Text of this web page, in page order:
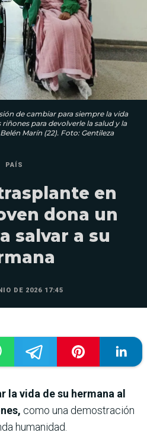
de cambiar para siempre la vida
para devolverle la salud y la
Marín (22). Foto: Gentileza
PAÍS
en
dona un
salvar a su
DE 2026 17:45
la vida de su hermana al
como una demostración
humanidad.